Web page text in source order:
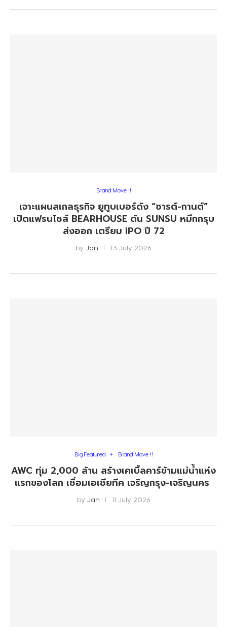
Brand Move !!
เจาะแผนสเกลธุรกิจ ยูทูบเบอร์ดัง “ซารต์-กานต์”
เปิดแฟรนไชส์ BEARHOUSE ดัน SUNSU หมึกกรุบ
ส่งออก เตรียม IPO ปี 72
by Jan 13 July 2026
Big Featured Brand Move !!
AWC ทุ่ม 2,000 ล้าน สร้างเคเบิ้ลคาร์ข้ามแม่น้ำแห่ง
แรกของโลก เชื่อมเอเชียทีค เจริญกรุง-เจริญนคร
by Jan 11 July 2026